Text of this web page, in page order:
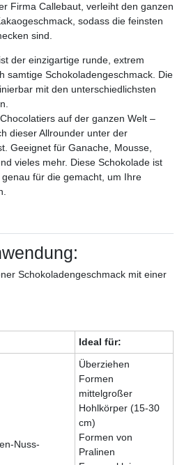
Firma Callebaut, verleiht den ganzen
sodass die feinsten
sind.
der einzigartige runde, extrem
samtige Schokoladengeschmack. Die
mit den unterschiedlichsten
auf der ganzen Welt –
dieser Allrounder unter der
Geeignet für Ganache, Mousse,
vieles mehr. Diese Schokolade ist
für die gemacht, um Ihre
Schokoladengeschmack mit einer
Ideal für:
Nuss-
Überziehen
Formen
mittelgroßer
Hohlkörper (15-30
cm)
Formen von
Pralinen